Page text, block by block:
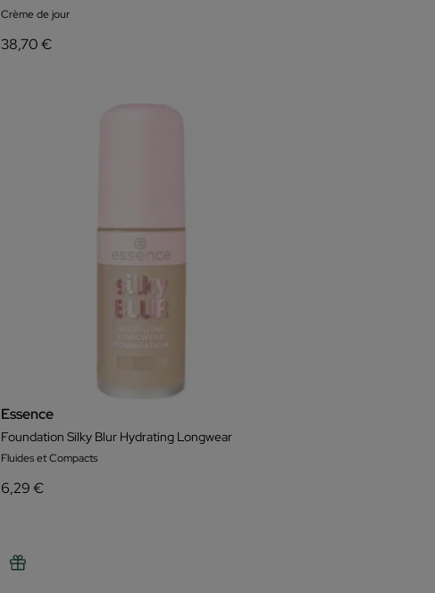
Crème de jour
38,70 €
Essence
Foundation Silky Blur Hydrating Longwear
Fluides et Compacts
6,29 €